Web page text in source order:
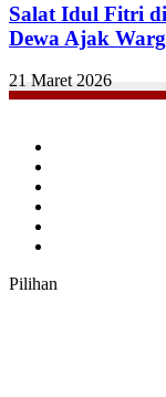
Salat Idul Fitri
Dewa Ajak
21 Maret 2026
Pilihan